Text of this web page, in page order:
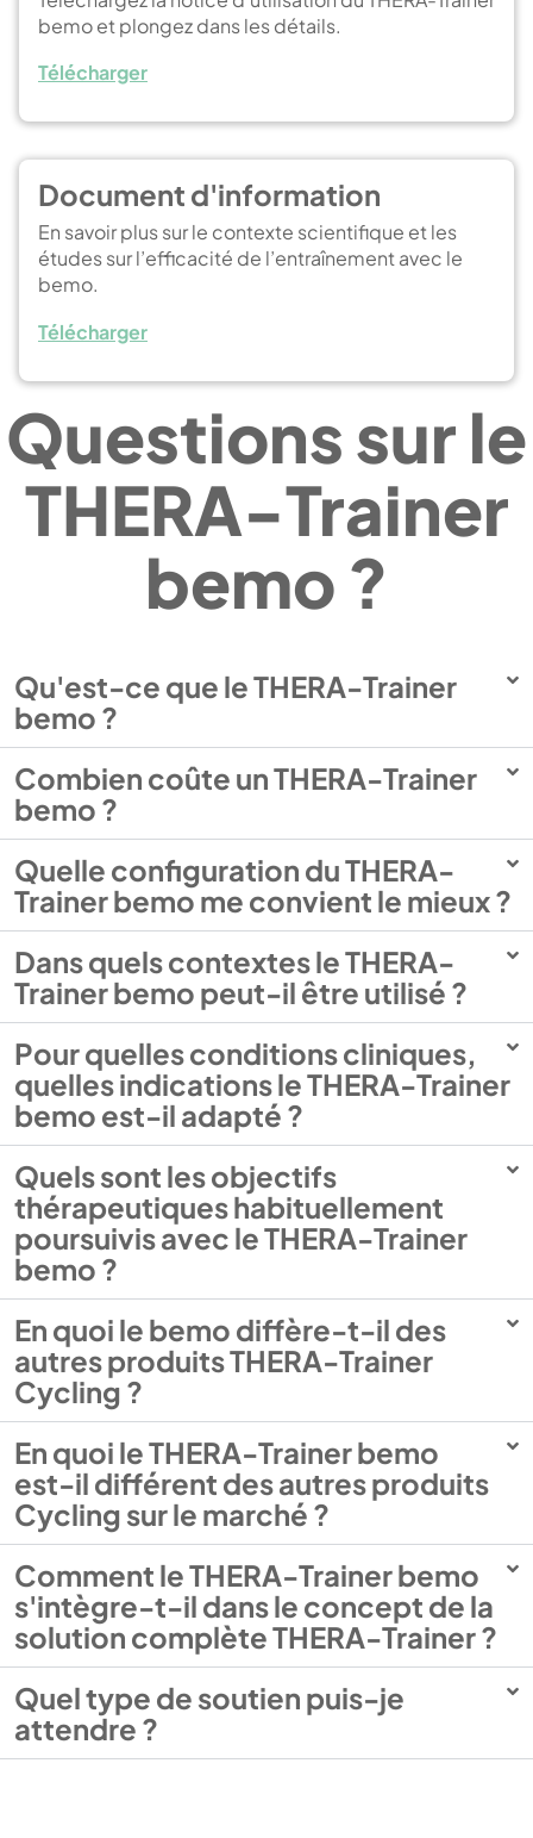
bemo et plongez dans les détails.
Télécharger
Document d'information
En savoir plus sur le contexte scientifique et les
études sur l’efficacité de l’entraînement avec le
bemo.
Télécharger
Questions sur le
THERA-Trainer
bemo ?
Qu'est-ce que le THERA-Trainer
bemo ?
Combien coûte un THERA-Trainer
bemo ?
Quelle configuration du THERA-
Trainer bemo me convient le mieux ?
Dans quels contextes le THERA-
Trainer bemo peut-il être utilisé ?
Pour quelles conditions cliniques,
quelles indications le THERA-Trainer
bemo est-il adapté ?
Quels sont les objectifs
thérapeutiques habituellement
poursuivis avec le THERA-Trainer
bemo ?
En quoi le bemo diffère-t-il des
autres produits THERA-Trainer
Cycling ?
En quoi le THERA-Trainer bemo
est-il différent des autres produits
Cycling sur le marché ?
Comment le THERA-Trainer bemo
s'intègre-t-il dans le concept de la
solution complète THERA-Trainer ?
Quel type de soutien puis-je
attendre ?